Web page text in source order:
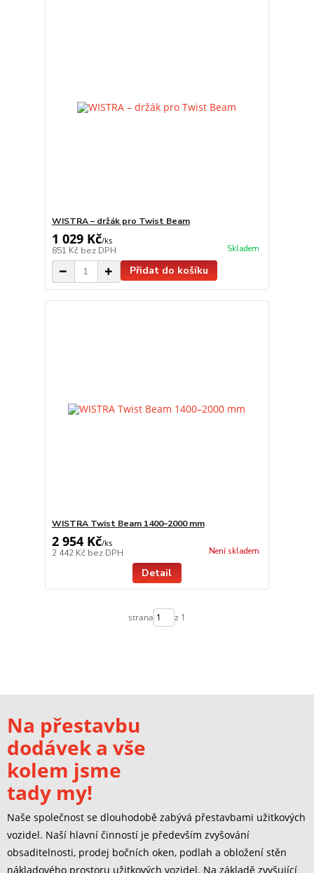
WISTRA – držák pro Twist Beam
1 029 Kč/ks
851 Kč bez DPH Skladem
Přidat do košíku
WISTRA Twist Beam 1400–2000 mm
2 954 Kč/ks
2 442 Kč bez DPH Není skladem
Detail
strana z 1
Na přestavbu
dodávek a vše
kolem jsme
tady my!
Naše společnost se dlouhodobě zabývá přestavbami užitkových
vozidel. Naší hlavní činností je především zvyšování
obsaditelnosti, prodej bočních oken, podlah a obložení stěn
nákladového prostoru užitkových vozidel. Na základě zvyšující